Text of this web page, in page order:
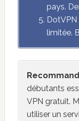
pays.
DotVPN
limitée.
débutants
VPN gratuit.
utiliser un